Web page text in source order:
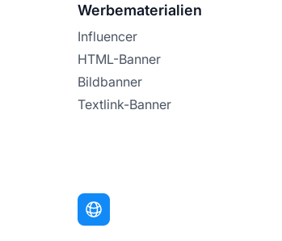
Werbematerialien
Influencer
HTML-Banner
Bildbanner
Textlink-Banner